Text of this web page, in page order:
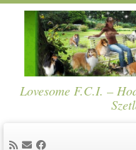
Lovesome F.C.I. –